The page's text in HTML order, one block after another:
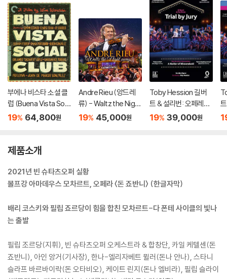
부에나 비스타 소셜 클
럽 (Buena Vista Soci
al Club - The Criterio
19% 64,800원
Andre Rieu (앙드레
류) - Waltz the Night
Away! [DVD]
19% 45,000원
Toby Hession 길버
트 & 설리번: 오페레타 `
배심재판` 외 (Gilbert
19% 39,000원
제품소개
2021년 빈 슈타츠오퍼 실황
볼프강 아마데우스 모차르트, 오페라 〈돈 죠반니〉 (한글자막)
배리 코스키와 필립 죠르당이 힘을 합친 모차르트-다 폰테 사이클의 빛나
는 출발
필립 조르당(지휘), 빈 슈타츠오퍼 오케스트라 & 합창단, 카일 케텔센(돈
죠반니), 아인 앙거(기사장), 한나-엘리자베트 뮐러(돈나 안나), 스타니
슬라프 바르바이락(돈 오타비오), 케이트 린지(돈나 엘비라), 필립 슬라이